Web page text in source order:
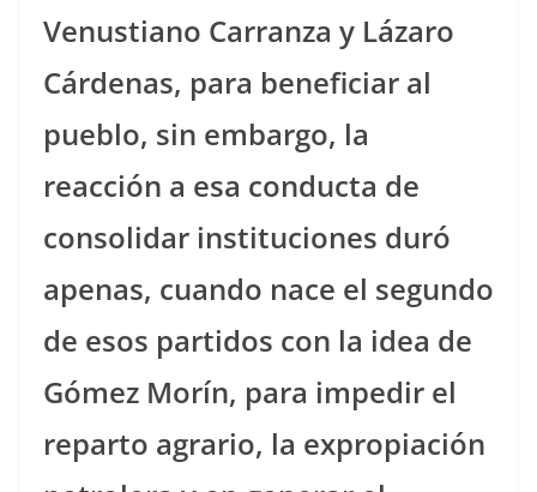
Venustiano Carranza y Lázaro
Cárdenas, para beneficiar al
pueblo, sin embargo, la
reacción a esa conducta de
consolidar instituciones duró
apenas, cuando nace el segundo
de esos partidos con la idea de
Gómez Morín, para impedir el
reparto agrario, la expropiación